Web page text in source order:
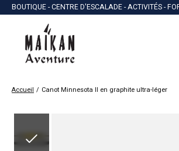
BOUTIQUE - CENTRE D'ESCALADE - ACTIVITÉS -
Accueil / Canot Minnesota II en graphite ultra-léger